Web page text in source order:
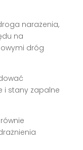
narażenia,
na
dróg
i stany zapalne